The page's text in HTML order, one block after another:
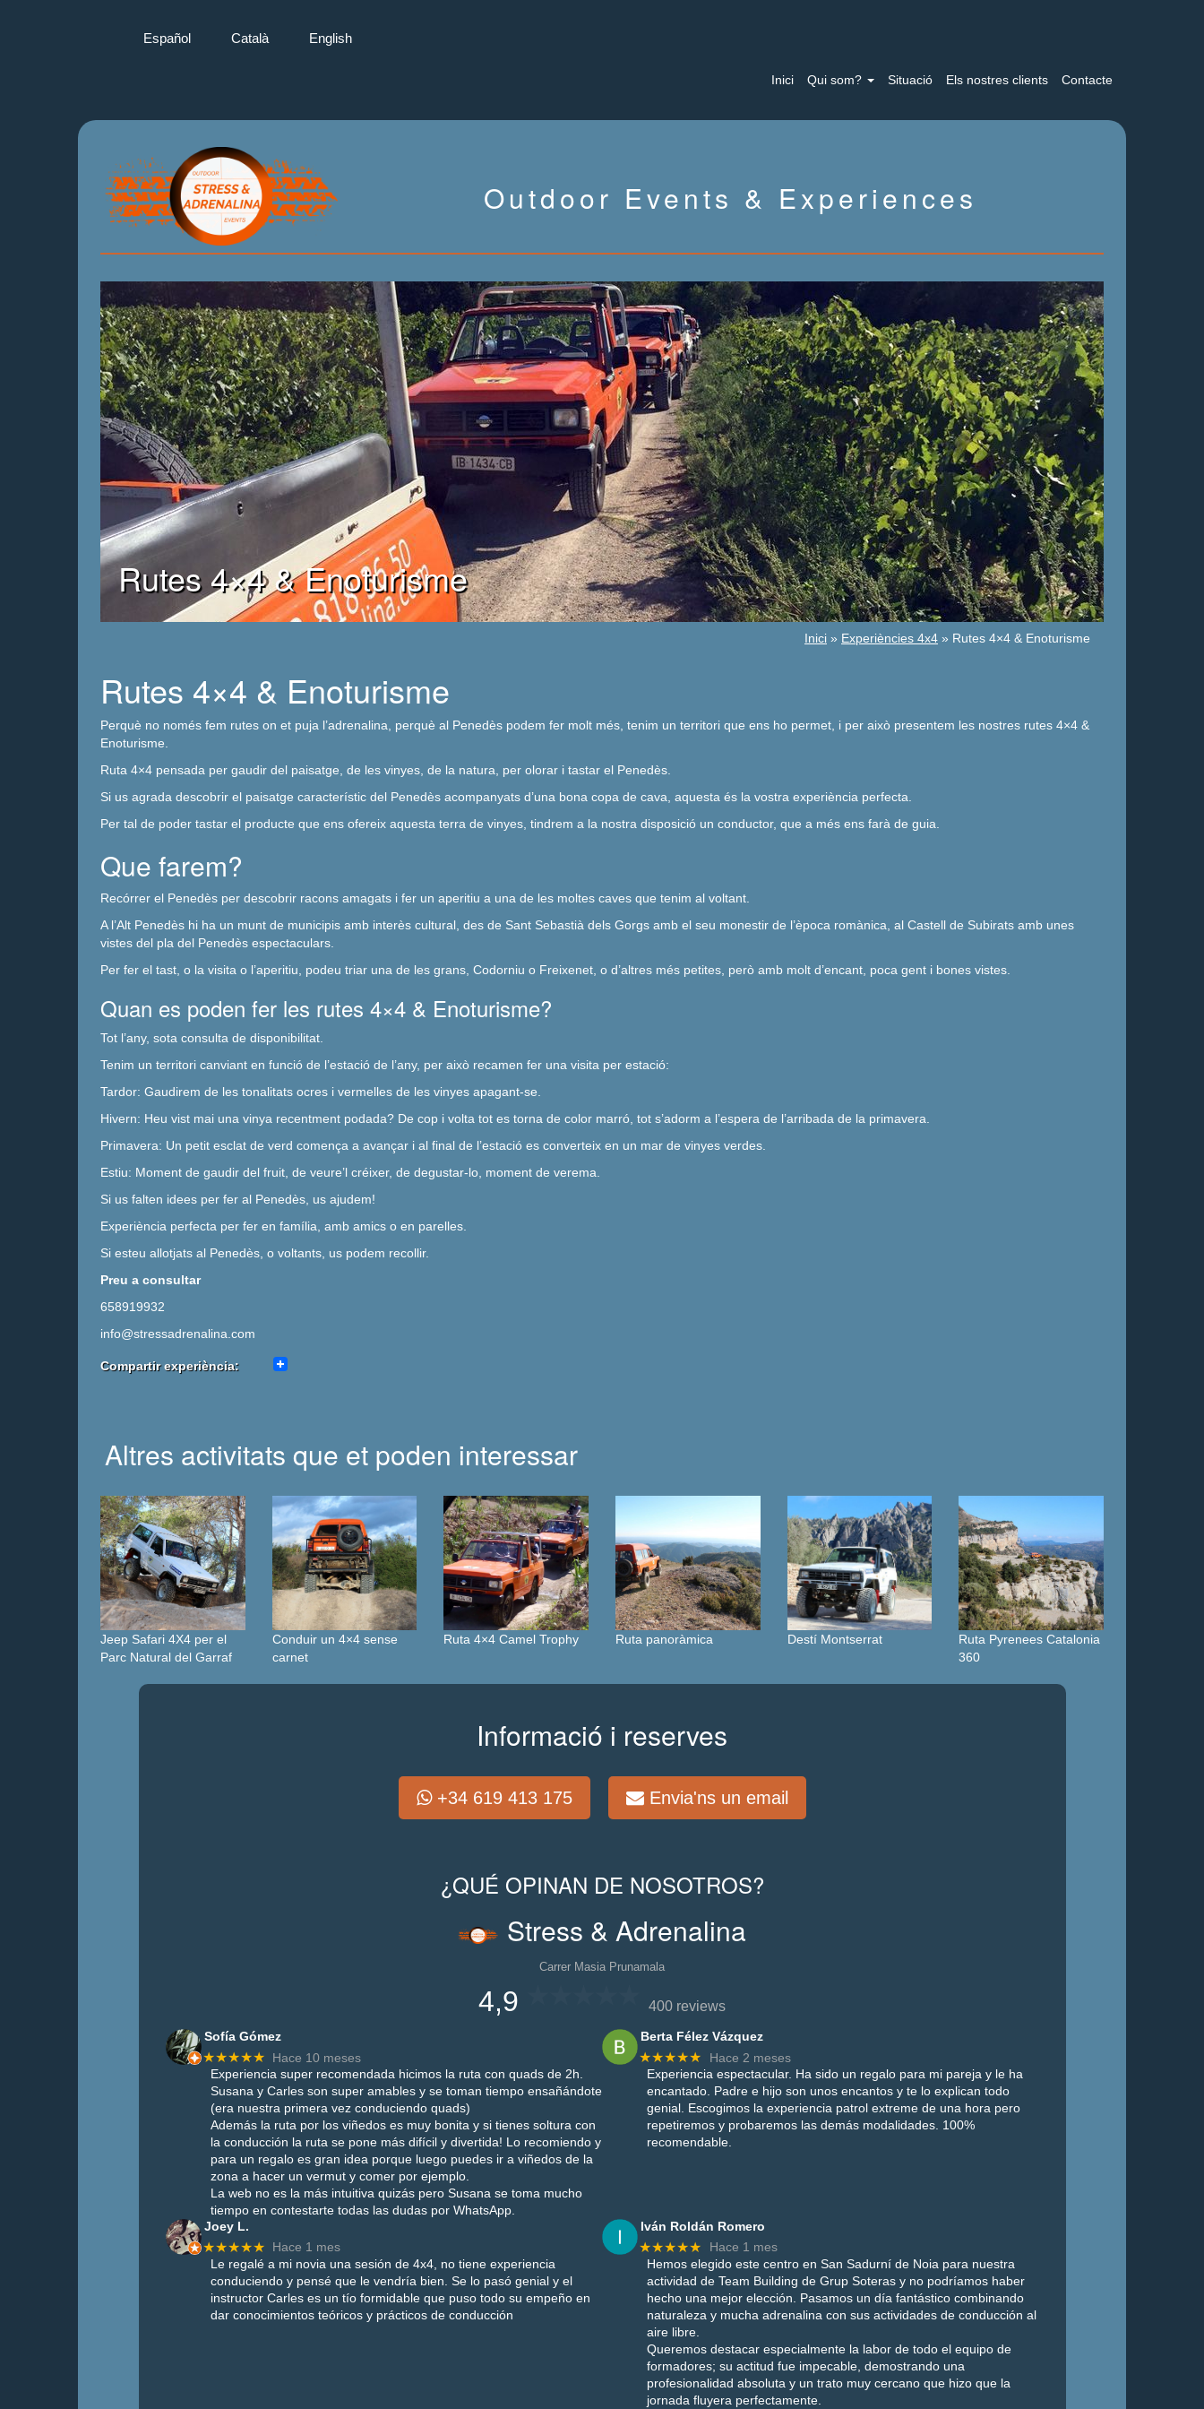
Español Català English
Inici Qui som? Situació Els nostres clients Contacte
Outdoor Events & Experiences
Rutes 4×4 & Enoturisme
Inici » Experiències 4x4 » Rutes 4×4 & Enoturisme
Rutes 4×4 & Enoturisme
Perquè no només fem rutes on et puja l’adrenalina, perquè al Penedès podem fer molt més, tenim un territori que ens ho permet, i per això presentem les nostres rutes 4×4 &
Enoturisme.
Ruta 4×4 pensada per gaudir del paisatge, de les vinyes, de la natura, per olorar i tastar el Penedès.
Si us agrada descobrir el paisatge característic del Penedès acompanyats d’una bona copa de cava, aquesta és la vostra experiència perfecta.
Per tal de poder tastar el producte que ens ofereix aquesta terra de vinyes, tindrem a la nostra disposició un conductor, que a més ens farà de guia.
Que farem?
Recórrer el Penedès per descobrir racons amagats i fer un aperitiu a una de les moltes caves que tenim al voltant.
A l’Alt Penedès hi ha un munt de municipis amb interès cultural, des de Sant Sebastià dels Gorgs amb el seu monestir de l’època romànica, al Castell de Subirats amb unes
vistes del pla del Penedès espectaculars.
Per fer el tast, o la visita o l’aperitiu, podeu triar una de les grans, Codorniu o Freixenet, o d’altres més petites, però amb molt d’encant, poca gent i bones vistes.
Quan es poden fer les rutes 4×4 & Enoturisme?
Tot l’any, sota consulta de disponibilitat.
Tenim un territori canviant en funció de l’estació de l’any, per això recamen fer una visita per estació:
Tardor: Gaudirem de les tonalitats ocres i vermelles de les vinyes apagant-se.
Hivern: Heu vist mai una vinya recentment podada? De cop i volta tot es torna de color marró, tot s’adorm a l’espera de l’arribada de la primavera.
Primavera: Un petit esclat de verd comença a avançar i al final de l’estació es converteix en un mar de vinyes verdes.
Estiu: Moment de gaudir del fruit, de veure’l créixer, de degustar-lo, moment de verema.
Si us falten idees per fer al Penedès, us ajudem!
Experiència perfecta per fer en família, amb amics o en parelles.
Si esteu allotjats al Penedès, o voltants, us podem recollir.
Preu a consultar
658919932
info@stressadrenalina.com
Compartir experiència:
Altres activitats que et poden interessar
Jeep Safari 4X4 per el
Parc Natural del Garraf
Conduir un 4×4 sense
carnet
Ruta 4×4 Camel Trophy Ruta panoràmica Destí Montserrat
Ruta Pyrenees Catalonia
360
Informació i reserves
+34 619 413 175 Envia'ns un email
¿QUÉ OPINAN DE NOSOTROS?
Stress & Adrenalina
Carrer Masia Prunamala
4,9 400 reviews
Sofía Gómez
★★★★★
Hace 10 meses
Experiencia super recomendada hicimos la ruta con quads de 2h.
Susana y Carles son super amables y se toman tiempo ensañándote
(era nuestra primera vez conduciendo quads)
Además la ruta por los viñedos es muy bonita y si tienes soltura con
la conducción la ruta se pone más difícil y divertida! Lo recomiendo y
para un regalo es gran idea porque luego puedes ir a viñedos de la
zona a hacer un vermut y comer por ejemplo.
La web no es la más intuitiva quizás pero Susana se toma mucho
tiempo en contestarte todas las dudas por WhatsApp.
Berta Félez Vázquez
★★★★★
Hace 2 meses
Experiencia espectacular. Ha sido un regalo para mi pareja y le ha
encantado. Padre e hijo son unos encantos y te lo explican todo
genial. Escogimos la experiencia patrol extreme de una hora pero
repetiremos y probaremos las demás modalidades. 100%
recomendable.
Joey L.
★★★★★
Hace 1 mes
Le regalé a mi novia una sesión de 4x4, no tiene experiencia
conduciendo y pensé que le vendría bien. Se lo pasó genial y el
instructor Carles es un tío formidable que puso todo su empeño en
dar conocimientos teóricos y prácticos de conducción
Iván Roldán Romero
★★★★★
Hace 1 mes
Hemos elegido este centro en San Sadurní de Noia para nuestra
actividad de Team Building de Grup Soteras y no podríamos haber
hecho una mejor elección. Pasamos un día fantástico combinando
naturaleza y mucha adrenalina con sus actividades de conducción al
aire libre.
Queremos destacar especialmente la labor de todo el equipo de
formadores; su actitud fue impecable, demostrando una
profesionalidad absoluta y un trato muy cercano que hizo que la
jornada fluyera perfectamente.